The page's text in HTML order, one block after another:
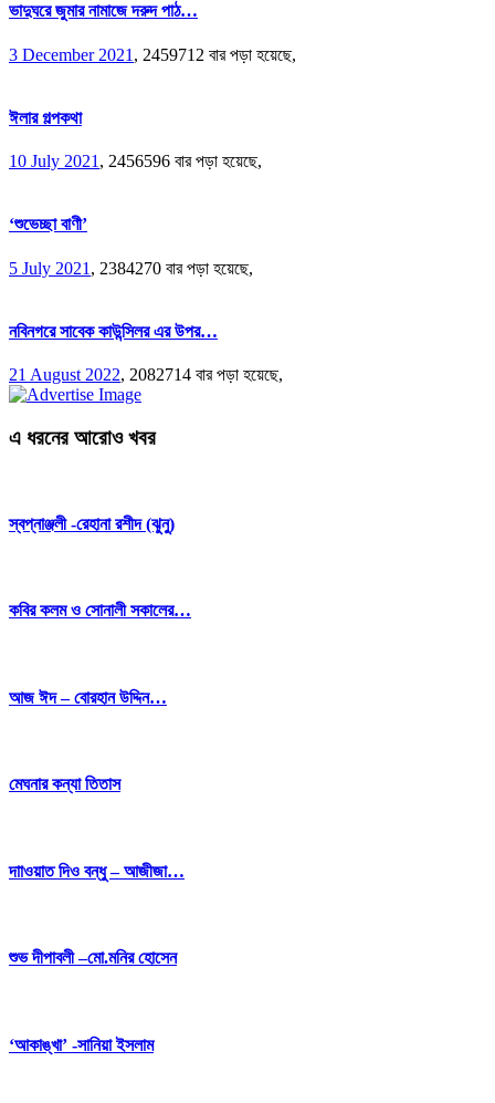
ভাদুঘরে জুমার নামাজে দরুদ পাঠ…
3 December 2021 , 2459712 বার পড়া হয়েছে,
ঈলার গল্পকথা
10 July 2021 , 2456596 বার পড়া হয়েছে,
‘শুভেচ্ছা বাণী’
5 July 2021 , 2384270 বার পড়া হয়েছে,
নবিনগরে সাবেক কাউন্সিলর এর উপর…
21 August 2022, 2082714 বার পড়া হয়েছে,
এ ধরনের আরোও খবর
স্বপ্নাঞ্জলী -রেহানা রশীদ (ঝুনু)
কবির কলম ও সোনালী সকালের…
আজ ঈদ – বোরহান উদ্দিন…
মেঘনার কন্যা তিতাস
দাাওয়াত দিও বন্ধু – আজীজা…
শুভ দীপাবলী –মো.মনির হোসেন
‘আকাঙ্খা’ -সানিয়া ইসলাম